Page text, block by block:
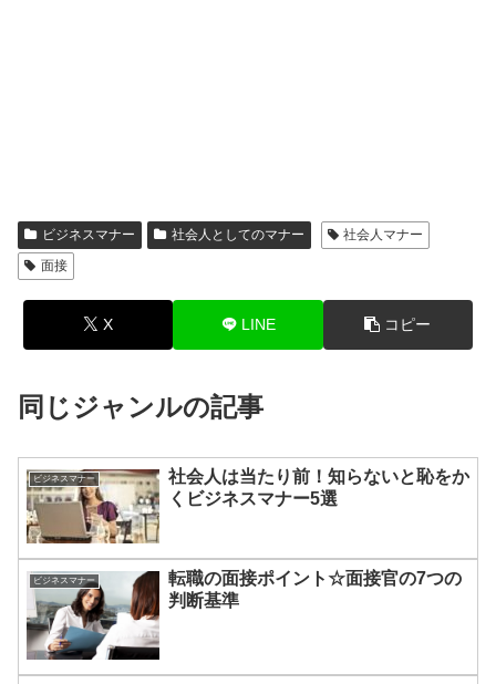
ビジネスマナー 社会人としてのマナー
社会人マナー
面接
X LINE コピー
同じジャンルの記事
ビジネスマナー
社会人は当たり前！知らないと恥をか
くビジネスマナー5選
ビジネスマナー
転職の面接ポイント☆面接官の7つの
判断基準